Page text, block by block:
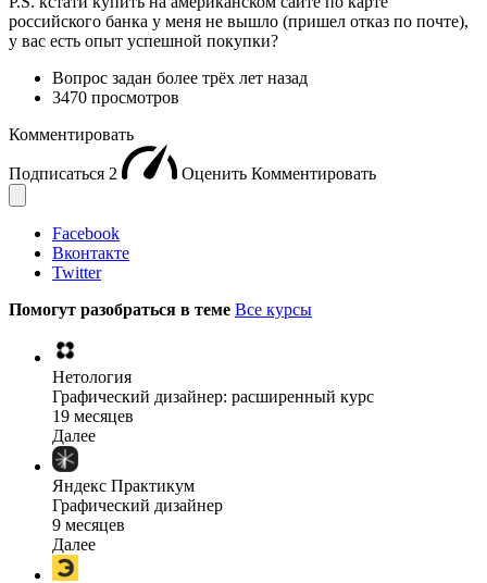
российского банка у меня не вышло (пришел отказ по почте),
у вас есть опыт успешной покупки?
Вопрос задан более трёх лет назад
3470 просмотров
Комментировать
Подписаться 2 Оценить Комментировать
Facebook
Вконтакте
Twitter
Помогут разобраться в теме Все курсы
Нетология
Графический дизайнер: расширенный курс
19 месяцев
Далее
Яндекс Практикум
Графический дизайнер
9 месяцев
Далее